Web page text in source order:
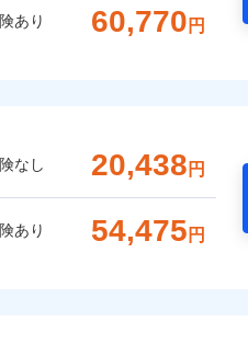
あり 60,770 円
なし 20,438 円
あり 54,475 円